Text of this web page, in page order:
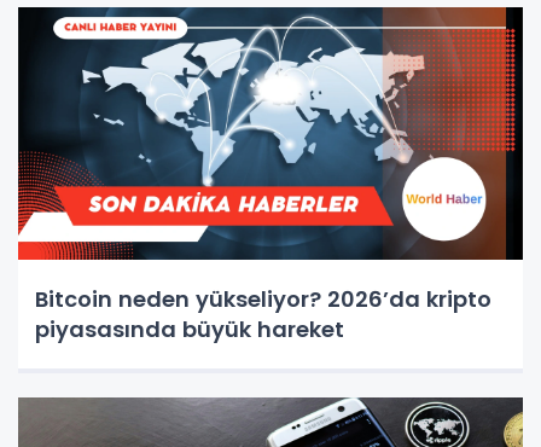
Bitcoin neden yükseliyor? 2026’da kripto
piyasasında büyük hareket